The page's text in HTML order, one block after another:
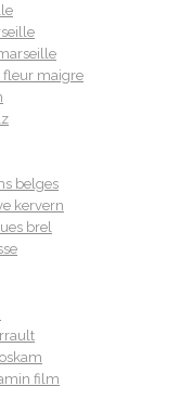
fleur maigre
belges
kervern
brel
film